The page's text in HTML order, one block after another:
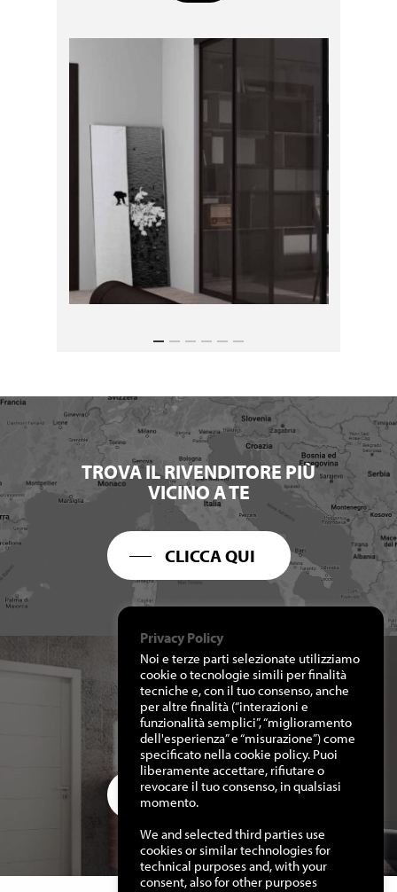
TROVA IL RIVENDITORE PIÙ
VICINO A TE
CLICCA QUI
RICHIEDI I NOSTRI
CATALOGHI
CLICCA QUI
Privacy Policy
Noi e terze parti selezionate utilizziamo
cookie o tecnologie simili per finalità
tecniche e, con il tuo consenso, anche
per altre finalità (“interazioni e
funzionalità semplici”, “miglioramento
dell'esperienza” e “misurazione”) come
specificato nella cookie policy. Puoi
liberamente accettare, rifiutare o
revocare il tuo consenso, in qualsiasi
momento.
We and selected third parties use
cookies or similar technologies for
technical purposes and, with your
consent, also for other purposes